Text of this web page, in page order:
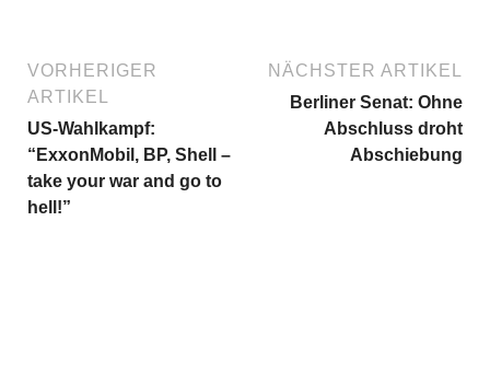
VORHERIGER
ARTIKEL
US-Wahlkampf:
“ExxonMobil, BP, Shell –
take your war and go to
hell!”
NÄCHSTER ARTIKEL
Berliner Senat: Ohne
Abschluss droht
Abschiebung